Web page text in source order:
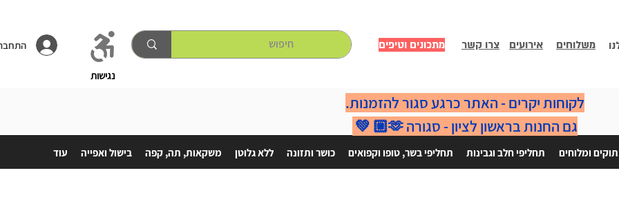
מתכונים וטיפים צרו קשר אירועים משלוחים
נגישות
ומלוחים תחליפי חלב וגבינות תחליפי בשר, טופו וקפואים כושר ותזונה ללא גלוטן משקאות, תה, קפה בישול ואפייה עוד
לקוחות יקרים - האתר כרגע סגור להזמנות.
גם החנות בראשון לציון - סגורה 🫶🏼 💚